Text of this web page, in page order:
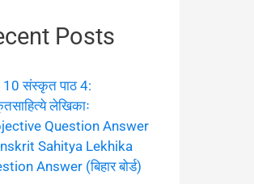
Posts
10 संस्कृत पाठ 4:
लेखिकाः
Question Answer
Sahitya Lekhika
Answer (बिहार बोर्ड)